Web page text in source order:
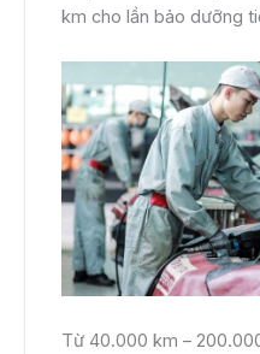
km cho lần bảo dưỡng
Từ 40.000 km –